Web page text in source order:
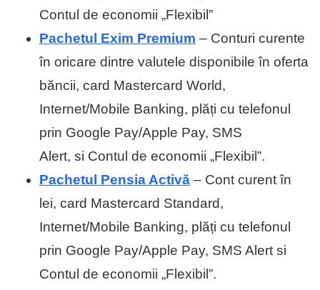
Contul de economii „Flexibil”
Pachetul Exim Premium – Conturi curente
în oricare dintre valutele disponibile în oferta
băncii, card Mastercard World,
Internet/Mobile Banking, plăți cu telefonul
prin Google Pay/Apple Pay, SMS
Alert, si Contul de economii „Flexibil”.
Pachetul Pensia Activă – Cont curent în
lei, card Mastercard Standard,
Internet/Mobile Banking, plăți cu telefonul
prin Google Pay/Apple Pay, SMS Alert si
Contul de economii „Flexibil”.